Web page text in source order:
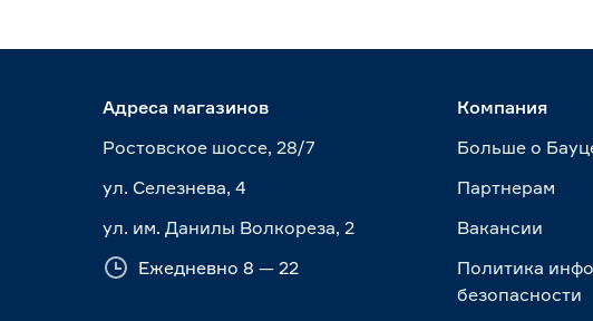
Адреса магазинов
Ростовское шоссе, 28/7
ул. Селезнева, 4
ул. им. Данилы Волкореза, 2
Ежедневно 8 — 22
Компания
Больше о
Партнерам
Вакансии
Политика
безопасности